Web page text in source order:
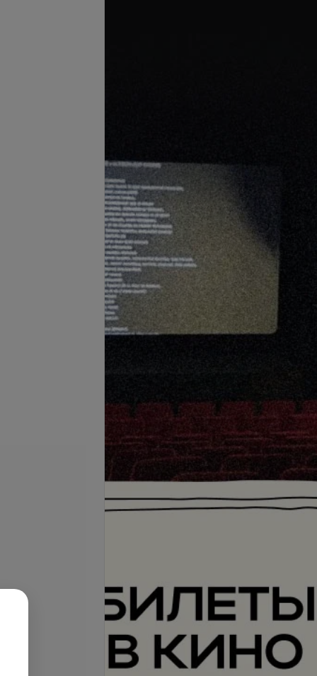
Обновление перманентного
макияжа до года — губы
Цена по запросу